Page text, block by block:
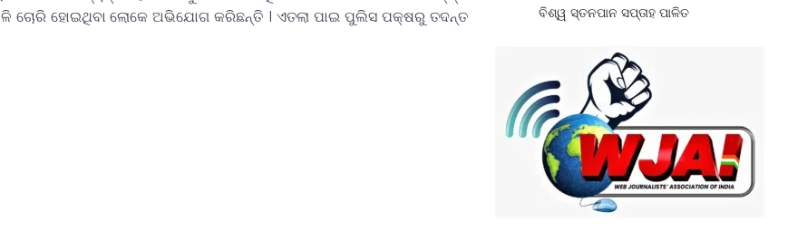
ଚୋରି ହୋଇଥିବା ଲୋକେ ଅଭିଯୋଗ କରିଛନ୍ତି । ଏତଲା ପାଇ ପୁଲିସ ପକ୍ଷରୁ ତଦନ୍ତ
ବିଶ୍ୱ ସ୍ତନପାନ ସପ୍ତାହ ପାଳିତ